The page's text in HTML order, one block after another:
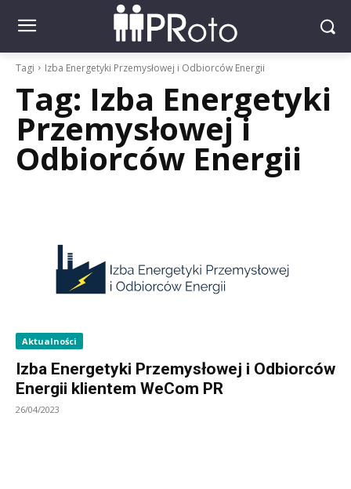
Tagi Izba Energetyki Przemysłowej i Odbiorców Energii
Tag: Izba Energetyki
Przemysłowej i
Odbiorców Energii
Aktualności
Izba Energetyki Przemysłowej i Odbiorców
Energii klientem WeCom PR
26/04/2023